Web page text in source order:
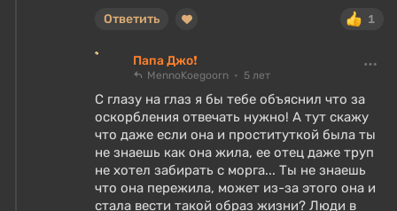
1
Ответить
Папа Джо❗
MennoKoegoorn 5 лет
С глазу на глаз я бы тебе объяснил что за
оскорбления отвечать нужно! А тут скажу
что даже если она и проституткой была ты
не знаешь как она жила, ее отец даже труп
не хотел забирать с морга... Ты не знаешь
что она пережила, может из-за этого она и
стала вести такой образ жизни? Люди в